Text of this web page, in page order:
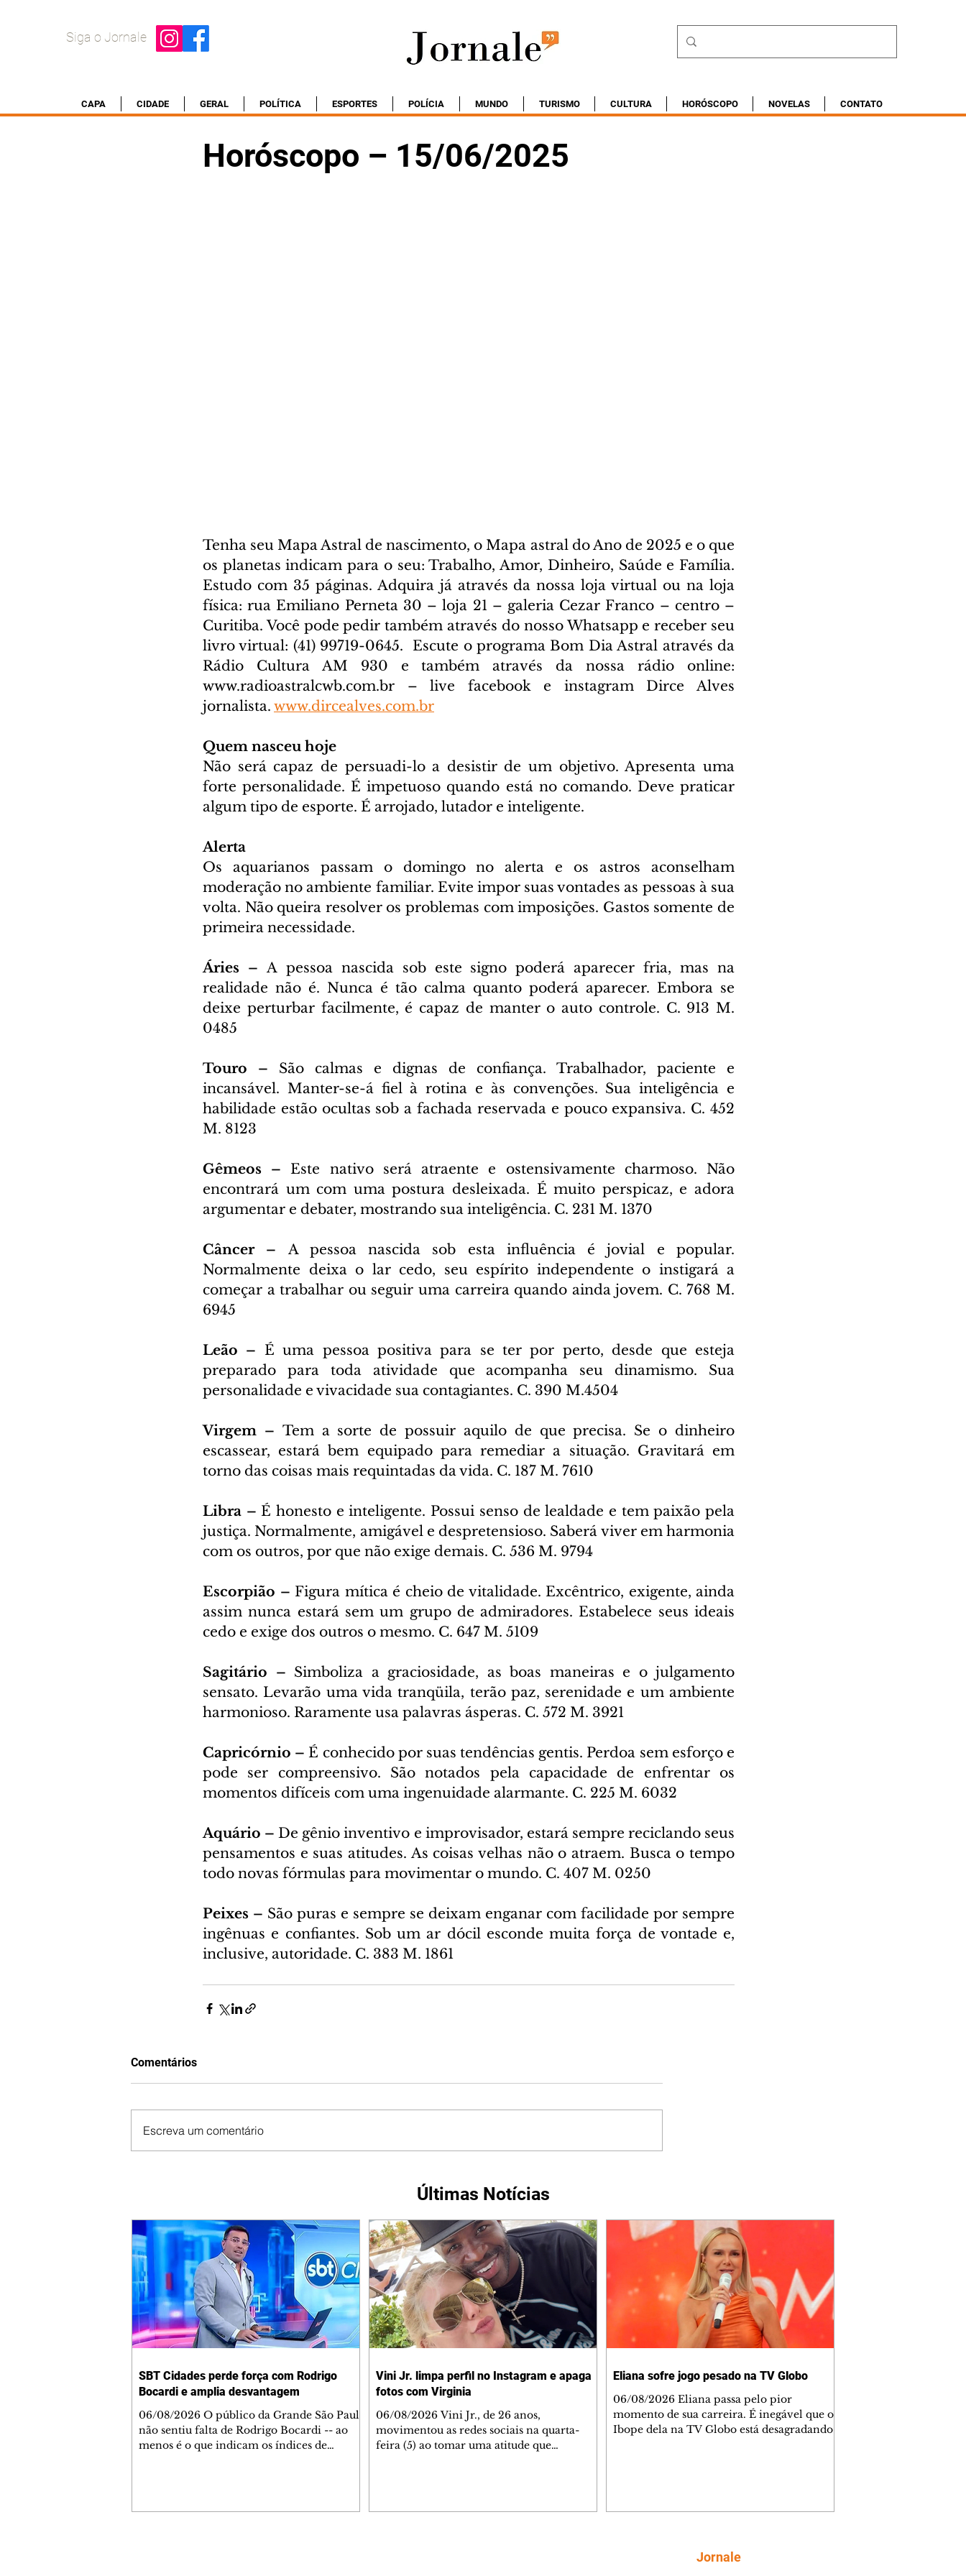
Siga o Jornale
CAPA CIDADE GERAL POLÍTICA ESPORTES POLÍCIA MUNDO TURISMO CULTURA HORÓSCOPO NOVELAS CONTATO
Horóscopo – 15/06/2025
Tenha seu Mapa Astral de nascimento, o Mapa astral do Ano de 2025 e o que
os planetas indicam para o seu: Trabalho, Amor, Dinheiro, Saúde e Família.
Estudo com 35 páginas. Adquira já através da nossa loja virtual ou na loja
física: rua Emiliano Perneta 30 – loja 21 – galeria Cezar Franco – centro –
Curitiba. Você pode pedir também através do nosso Whatsapp e receber seu
livro virtual: (41) 99719-0645.
Escute o programa Bom Dia Astral através da
www.radioastralcwb.com.br – live facebook e instagram Dirce Alves
jornalista. www.dircealves.com.br
Quem nasceu hoje
Não será capaz de persuadi-lo a desistir de um objetivo. Apresenta uma
forte personalidade. É impetuoso quando está no comando. Deve praticar
algum tipo de esporte. É arrojado, lutador e inteligente.
Alerta
Os aquarianos passam o domingo no alerta e os astros aconselham
moderação no ambiente familiar. Evite impor suas vontades as pessoas à sua
volta. Não queira resolver os problemas com imposições. Gastos somente de
primeira necessidade.
Áries – A pessoa nascida sob este signo poderá aparecer fria, mas na
realidade não é. Nunca é tão calma quanto poderá aparecer. Embora se
deixe perturbar facilmente, é capaz de manter o auto controle. C. 913 M.
0485
Touro – São calmas e dignas de confiança. Trabalhador, paciente e
incansável. Manter-se-á fiel à rotina e às convenções. Sua inteligência e
habilidade estão ocultas sob a fachada reservada e pouco expansiva. C. 452
M. 8123
Gêmeos – Este nativo será atraente e ostensivamente charmoso. Não
encontrará um com uma postura desleixada. É muito perspicaz, e adora
argumentar e debater, mostrando sua inteligência. C. 231 M. 1370
Câncer – A pessoa nascida sob esta influência é jovial e popular.
Normalmente deixa o lar cedo, seu espírito independente o instigará a
começar a trabalhar ou seguir uma carreira quando ainda jovem. C. 768 M.
6945
Leão – É uma pessoa positiva para se ter por perto, desde que esteja
preparado para toda atividade que acompanha seu dinamismo. Sua
personalidade e vivacidade sua contagiantes. C. 390 M.4504
Virgem – Tem a sorte de possuir aquilo de que precisa. Se o dinheiro
escassear, estará bem equipado para remediar a situação. Gravitará em
torno das coisas mais requintadas da vida. C. 187 M. 7610
Libra – É honesto e inteligente. Possui senso de lealdade e tem paixão pela
justiça. Normalmente, amigável e despretensioso. Saberá viver em harmonia
com os outros, por que não exige demais. C. 536 M. 9794
Escorpião – Figura mítica é cheio de vitalidade. Excêntrico, exigente, ainda
assim nunca estará sem um grupo de admiradores. Estabelece seus ideais
cedo e exige dos outros o mesmo. C. 647 M. 5109
Sagitário – Simboliza a graciosidade, as boas maneiras e o julgamento
sensato. Levarão uma vida tranqüila, terão paz, serenidade e um ambiente
harmonioso. Raramente usa palavras ásperas. C. 572 M. 3921
Capricórnio – É conhecido por suas tendências gentis. Perdoa sem esforço e
pode ser compreensivo. São notados pela capacidade de enfrentar os
momentos difíceis com uma ingenuidade alarmante. C. 225 M. 6032
Aquário – De gênio inventivo e improvisador, estará sempre reciclando seus
pensamentos e suas atitudes. As coisas velhas não o atraem. Busca o tempo
todo novas fórmulas para movimentar o mundo. C. 407 M. 0250
Peixes – São puras e sempre se deixam enganar com facilidade por sempre
ingênuas e confiantes. Sob um ar dócil esconde muita força de vontade e,
inclusive, autoridade. C. 383 M. 1861
Comentários
Escreva um comentário
Últimas Notícias
SBT Cidades perde força com Rodrigo
Bocardi e amplia desvantagem
06/08/2026 O público da Grande São Paulo
não sentiu falta de Rodrigo Bocardi -- ao
menos é o que indicam os índices de
Vini Jr. limpa perfil no Instagram e apaga
fotos com Virginia
06/08/2026 Vini Jr., de 26 anos,
movimentou as redes sociais na quarta-
feira (5) ao tomar uma atitude que
Eliana sofre jogo pesado na TV Globo
06/08/2026 Eliana passa pelo pior
momento de sua carreira. É inegável que o
Ibope dela na TV Globo está desagradando
que Eliana tem na TV Globo. Cada vez que
uma notícia sai na mídia sob
Jornale